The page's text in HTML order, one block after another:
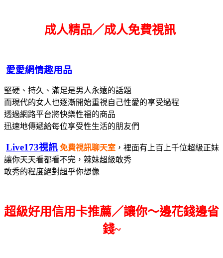
成人精品／成人免費視訊
愛愛網情趣用品
堅硬、持久、滿足是男人永遠的話題
而現代的女人也逐漸開始重視自己性愛的享受過程
透過網路平台將快樂性福的商品
迅速地傳遞給每位享受性生活的朋友們
Live173視訊 免費視訊聊天室 ，裡面有上百上千位超級正妹
讓你天天看都看不完，辣妹超級敢秀
敢秀的程度絕對超乎你想像
超級好用信用卡推薦／讓你～邊花錢邊省
錢~